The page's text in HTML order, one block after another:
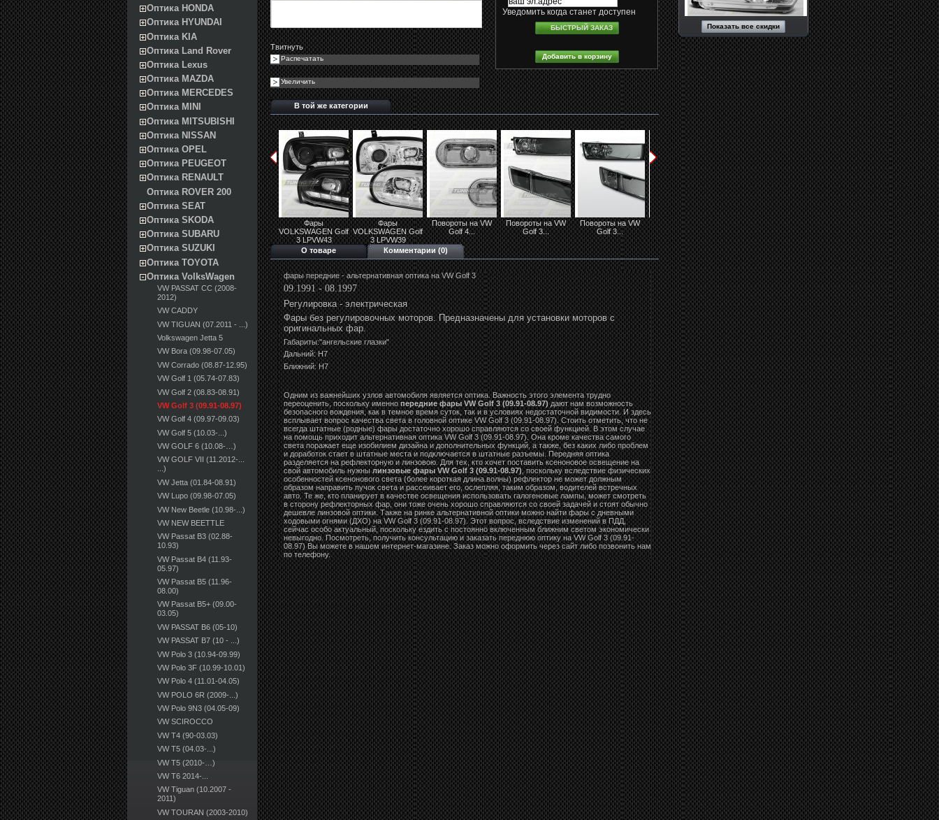
Оптика HONDA
Оптика HYUNDAI
Оптика KIA
Оптика Land Rover
Оптика Lexus
Оптика MAZDA
Оптика MERCEDES
Оптика MINI
Оптика MITSUBISHI
Оптика NISSAN
Оптика OPEL
Оптика PEUGEOT
Оптика RENAULT
Оптика ROVER 200
Оптика SEAT
Оптика SKODA
Оптика SUBARU
Оптика SUZUKI
Оптика TOYOTA
Оптика VolksWagen
VW PASSAT CC (2008-
2012)
VW CADDY
VW TIGUAN (07.2011 - ...)
Volkswagen Jetta 5
VW Bora (09.98-07.05)
VW Corrado (08.87-12.95)
VW Golf 1 (05.74-07.83)
VW Golf 2 (08.83-08.91)
VW Golf 3 (09.91-08.97)
VW Golf 4 (09.97-09.03)
VW Golf 5 (10.03-...)
VW GOLF 6 (10.08-…)
VW GOLF VII (11.2012-...
...)
VW Jetta (01.84-08.91)
VW Lupo (09.98-07.05)
VW New Beetle (10.98-...)
VW NEW BEETTLE
VW Passat B3 (02.88-
10.93)
VW Passat B4 (11.93-
05.97)
VW Passat B5 (11.96-
08.00)
VW Passat B5+ (09.00-
03.05)
VW PASSAT B6 (05-10)
VW PASSAT B7 (10 - ...)
VW Polo 3 (10.94-09.99)
VW Polo 3F (10.99-10.01)
VW Polo 4 (11.01-04.05)
VW POLO 6R (2009-...)
VW Polo 9N3 (04.05-09)
VW SCIROCCO
VW T4 (90-03.03)
VW T5 (04.03-...)
VW T5 (2010-…)
VW T6 2014-...
VW Tiguan (10.2007 -
2011)
VW TOURAN (2003-2010)
Твитнуть
Распечатать
Увеличить
Уведомить когда станет доступен
БЫСТРЫЙ ЗАКАЗ
В той же категории
Фары
VOLKSWAGEN Golf
3 LPVW43
Фары
VOLKSWAGEN Golf
3 LPVW39
Повороты на VW
Golf 4...
Повороты на VW
Golf 3...
Повороты на VW
Golf 3...
Повороты на VW
Golf 3...
Повороты на VW
Golf 3...
Повороты на VW
Golf 3...
Задние фонари на
VW Golf 3...
О товаре Комментарии (0)
фары передние - альтернативная оптика на VW Golf 3
09.1991 - 08.1997
Регулировка -электрическая
Фары без регулировочных моторов. Предназначены для установки моторов с
оригинальных фар.
Габариты:"ангельские глазки"
Дальний: Н7
Ближний: Н7
Одним из важнейших узлов автомобиля является оптика. Важность этого элемента трудно
переоценить, поскольку именнопередние фары VW Golf 3 (09.91-08.97)дают нам возможность
безопасного вождения, как в темное время суток, так и в условиях недостаточной видимости. И здесь
всплывает вопрос качества света в головной оптике VW Golf 3 (09.91-08.97). Стоить отметить, что не
всегда штатные (родные) фары достаточно хорошо справляются со своей функцией. В этом случае
на помощь приходит альтернативная оптика VW Golf 3 (09.91-08.97). Она кроме качества самого
света поражает еще изобилием дизайна и дополнительных функций, а также, без каких либо проблем
и доработок стает в штатные места и подключается в штатные разъемы. Передняя оптика
разделяется на рефлекторную и линзовою. Для тех, кто хочет поставить ксеноновое освещение на
свой автомобиль нужнылинзовые фары VW Golf 3 (09.91-08.97), поскольку вследствие физических
особенностей ксенонового света (более короткая длина волны) рефлектор не может должным
образом направить пучок света и рассеивает его, ослепляя, таким образом, водителей встречных
авто. Те же, кто планирует в качестве освещения использовать галогеновые лампы, может смотреть
в сторону рефлекторных фар, они тоже очень хорошо справляются со своей задачей и стоят обычно
дешевле линзовой оптики. Также на ринке альтернативной оптики можно найти фары с дневными
ходовыми огнями (ДХО) на VW Golf 3 (09.91-08.97). Этот вопрос, вследствие изменений в ПДД,
сейчас особо актуальный, поскольку ездить с постоянно включенным ближним светом экономически
невыгодно. Посмотреть, получить консультацию и заказать переднюю оптику на VW Golf 3 (09.91-
08.97) Вы можете в нашем интернет-магазине. Заказ можно оформить через сайт либо позвонить нам
по телефону.
Показать все скидки